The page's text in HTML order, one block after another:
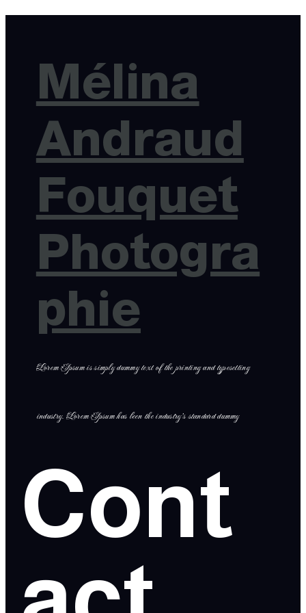
Mélina
Andraud
Fouquet
Photogra
phie
Lorem Ipsum is simply dummy text of the printing and typesetting
industry. Lorem Ipsum has been the industry’s standard dummy
Cont